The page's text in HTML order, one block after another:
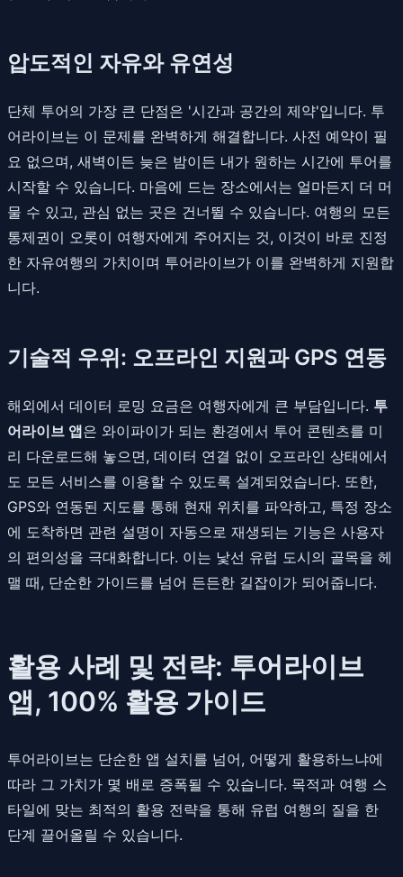
압도적인 자유와 유연성
단체 투어의 가장 큰 단점은 '시간과 공간의 제약'입니다. 투
어라이브는 이 문제를 완벽하게 해결합니다. 사전 예약이 필
요 없으며, 새벽이든 늦은 밤이든 내가 원하는 시간에 투어를
시작할 수 있습니다. 마음에 드는 장소에서는 얼마든지 더 머
물 수 있고, 관심 없는 곳은 건너뛸 수 있습니다. 여행의 모든
통제권이 오롯이 여행자에게 주어지는 것, 이것이 바로 진정
한 자유여행의 가치이며 투어라이브가 이를 완벽하게 지원합
니다.
기술적 우위: 오프라인 지원과 GPS 연동
해외에서 데이터 로밍 요금은 여행자에게 큰 부담입니다. 투
어라이브 앱은 와이파이가 되는 환경에서 투어 콘텐츠를 미
리 다운로드해 놓으면, 데이터 연결 없이 오프라인 상태에서
도 모든 서비스를 이용할 수 있도록 설계되었습니다. 또한,
GPS와 연동된 지도를 통해 현재 위치를 파악하고, 특정 장소
에 도착하면 관련 설명이 자동으로 재생되는 기능은 사용자
의 편의성을 극대화합니다. 이는 낯선 유럽 도시의 골목을 헤
맬 때, 단순한 가이드를 넘어 든든한 길잡이가 되어줍니다.
활용 사례 및 전략: 투어라이브
앱, 100% 활용 가이드
투어라이브는 단순한 앱 설치를 넘어, 어떻게 활용하느냐에
따라 그 가치가 몇 배로 증폭될 수 있습니다. 목적과 여행 스
타일에 맞는 최적의 활용 전략을 통해 유럽 여행의 질을 한
단계 끌어올릴 수 있습니다.